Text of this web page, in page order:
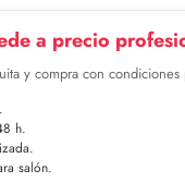
a precio
y compra con condiciones
h.
salón.